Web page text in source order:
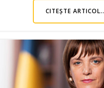
CITEȘTE ARTICOL..